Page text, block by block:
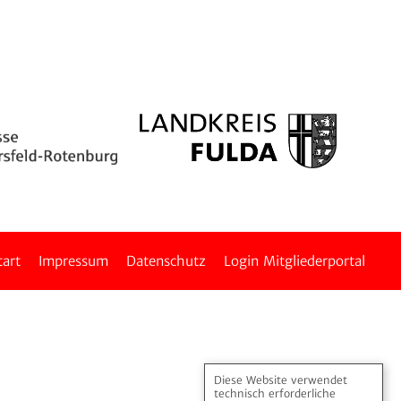
Impressum Daten­schutz Login Mitglie­der­portal
Diese Website verwendet
technisch erforderliche